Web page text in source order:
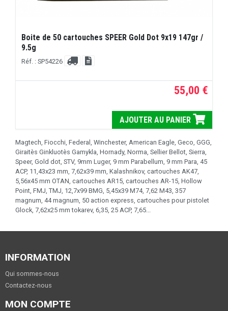
Boite de 50 cartouches SPEER Gold Dot 9x19 147gr /
9.5g
Réf. : SP54226
55,00 €
AJOUTER AU PANIER
Magtech, Fiocchi, Federal, Winchester, American Eagle, Geco, GGG,
Giraitès Ginkluotès Gamykla, Hornady, Norma, Sellier Bellot, Sierra,
Speer, Gold dot, STV, 9mm Luger, 9 mm Parabellum, 9 mm Para, 45
ACP, 11,43x23 mm, 7,62x39 mm, Kalashnikov, cartouches AK47,
5,56x45 mm OTAN, cartouches AR15, cartouches AR-15, Hollow
Point, FMJ, TMJ, 12,7x99 BMG, 5,45x39 M74, 7,62 M43, 357
magnum, 44 magnum, 50 action express, cartouches pour pistolet
Glock, 7,62x25 mm tokarev, 6,35, 25 ACP, 7,65...
INFORMATION
Qui sommes-nous
Contactez-nous
MON COMPTE